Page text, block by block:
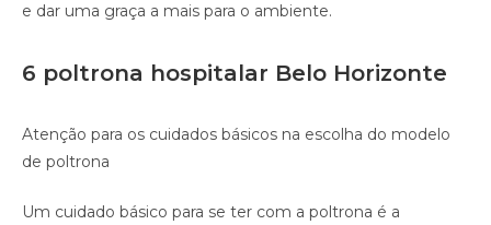
e dar uma graça a mais para o ambiente.
6 poltrona hospitalar Belo Horizonte
Atenção para os cuidados básicos na escolha do modelo
de poltrona
Um cuidado básico para se ter com a poltrona é a